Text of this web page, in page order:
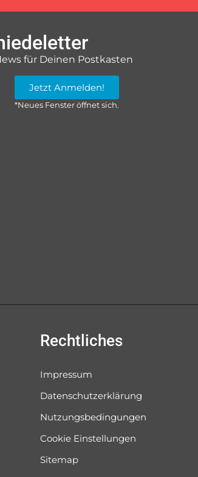
für Deinen Postkasten
Jetzt Anmelden!
*Neues Fenster öffnet sich.
Rechtliches
Impressum
Datenschutzerklärung
Nutzungsbedingungen
Cookie Einstellungen
Sitemap